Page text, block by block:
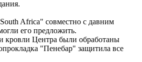
Africa" совместно с давним
его предложить.
кровли Центра были обработаны
"Пенебар" защитила все